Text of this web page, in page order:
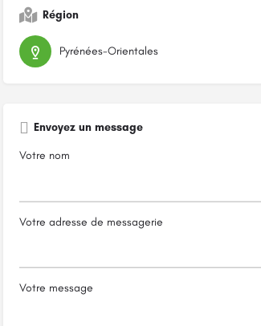
Région
Pyrénées-Orientales
Envoyez un message
Votre nom
Votre adresse de messagerie
Votre message